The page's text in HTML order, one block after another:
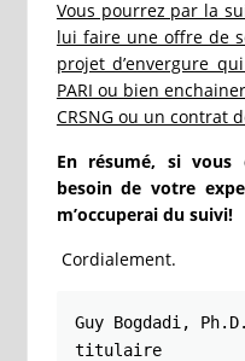
Vous pourrez par la
lui faire une offre de
projet d’envergure
PARI ou bien
CRSNG ou un contrat
En résumé, si vous
besoin de votre
m’occuperai du suivi!
Cordialement.
Guy Bogdadi,
titulaire